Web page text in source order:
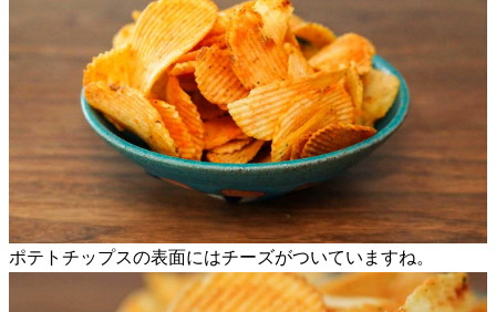
ポテトチップスの表面にはチーズがついていますね。